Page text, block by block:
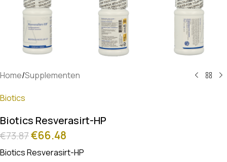
Home/Supplementen
Biotics
Biotics Resverasirt-HP
€73.87€66.48
Biotics Resverasirt-HP